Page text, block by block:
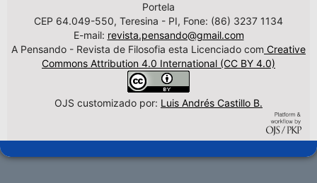
Portela
CEP 64.049-550, Teresina - PI, Fone: (86) 3237 1134
E-mail: revista.pensando@gmail.com
A Pensando - Revista de Filosofia esta Licenciado com Creative
Commons Attribution 4.0 International (CC BY 4.0)
OJS customizado por: Luis Andrés Castillo B.